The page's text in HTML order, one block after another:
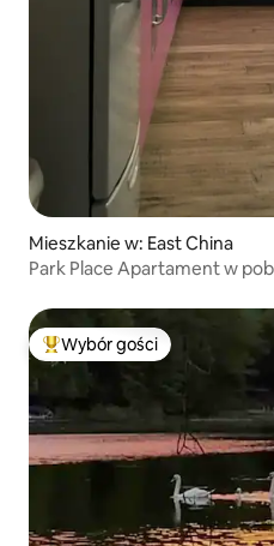
Mieszkanie w: East China
Park Place Apartament w
Najpopularniejsze z kategorii
Wybór gości